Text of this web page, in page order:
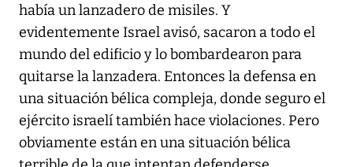
había un lanzadero de misiles. Y
evidentemente Israel avisó, sacaron a todo el
mundo del edificio y lo bombardearon para
quitarse la lanzadera. Entonces la defensa en
una situación bélica compleja, donde seguro el
ejército israelí también hace violaciones. Pero
obviamente están en una situación bélica